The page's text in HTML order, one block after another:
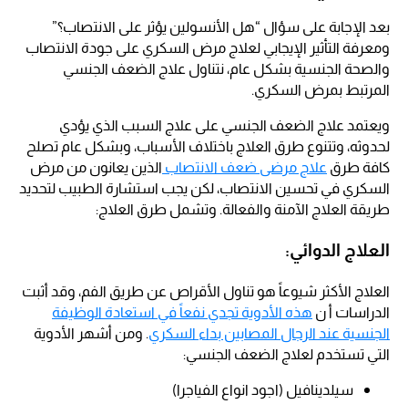
بعد الإجابة على سؤال “هل الأنسولين يؤثر على الانتصاب؟”
ومعرفة التأثير الإيجابي لعلاج مرض السكري على جودة الانتصاب
والصحة الجنسية بشكل عام، نتناول علاج الضعف الجنسي
المرتبط بمرض السكري.
ويعتمد علاج الضعف الجنسي على علاج السبب الذي يؤدي
لحدوثه، وتتنوع طرق العلاج باختلاف الأسباب، وبشكل عام تصلح
كافة طرق علاج مرضى ضعف الانتصاب الذين يعانون من مرض
السكري في تحسين الانتصاب، لكن يجب استشارة الطبيب لتحديد
طريقة العلاج الآمنة والفعالة. وتشمل طرق العلاج:
العلاج الدوائي:
العلاج الأكثر شيوعاً هو تناول الأقراص عن طريق الفم، وقد أثبت
الدراسات أ ن هذه الأدوية تجدي نفعاً في استعادة الوظيفة
الجنسية عند الرجال المصابين بداء السكري. ومن أشهر الأدوية
التي تستخدم لعلاج الضعف الجنسي:
سيلدينافيل (اجود انواع الفياجرا)